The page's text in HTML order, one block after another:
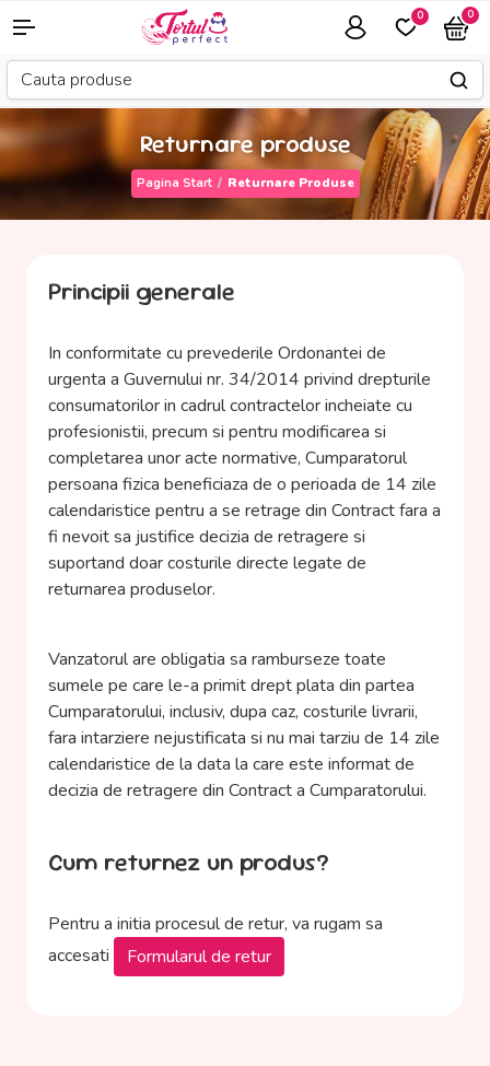
0 0
Returnare produse
Pagina Start Returnare Produse
Principii generale
In conformitate cu prevederile Ordonantei de
urgenta a Guvernului nr. 34/2014 privind drepturile
consumatorilor in cadrul contractelor incheiate cu
profesionistii, precum si pentru modificarea si
completarea unor acte normative, Cumparatorul
persoana fizica beneficiaza de o perioada de 14 zile
calendaristice pentru a se retrage din Contract fara a
fi nevoit sa justifice decizia de retragere si
suportand doar costurile directe legate de
returnarea produselor.
Vanzatorul are obligatia sa ramburseze toate
sumele pe care le-a primit drept plata din partea
Cumparatorului, inclusiv, dupa caz, costurile livrarii,
fara intarziere nejustificata si nu mai tarziu de 14 zile
calendaristice de la data la care este informat de
decizia de retragere din Contract a Cumparatorului.
Cum returnez un produs?
Pentru a initia procesul de retur, va rugam sa
accesati
Formularul de retur